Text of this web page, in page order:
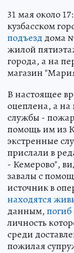
31 мая около
кузбасском
подъезд дома
жилой
города, а на
магазин
В настоящее
оцеплена, а
службы -
помощь им из
экстренные
прислали в
- Кемерово",
завалы с
источник в
находятся
данным,
личность
среди
пожилая